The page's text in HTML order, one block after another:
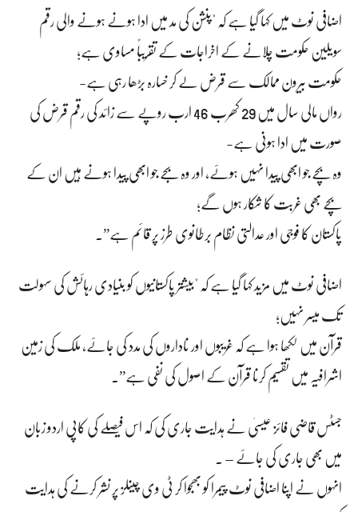
اضافی نوٹ میں کہا گیا ہے کہ "پنشن کی مد میں ادا ہونے ہونے والی رقم
سویلین حکومت چلانے کے اخراجات کے تقریباً مساوی ہے؛
حکومت بیرون ممالک سے قرض لے کر خسارہ بڑھا رہی ہے-
رواں مالی سال میں 29 کھرب 46 ارب روپے سے زائد کی رقم قرض کی
صورت میں ادا ہونی ہے-
وہ بچے جو ابھی پیدا نہیں ہوئے، اور وہ بجے جو ابھی پیدا ہونے ہیں ان کے
بچے بھی غربت کا شکار ہوں گے؛
پاکستان کا فوجی اور عدالتی نظام برطانوی طرز پر قائم ہے”۔
اضافی نوٹ میں مزید کہا گیا ہے کہ "بیشتر پاکستانیوں کو بنیادی رہائش کی سہولت
تک میسر نہیں؛
قرآن میں لکھا ہوا ہے کہ غریبوں اور ناداروں کی مدد کی جائے، ملک کی زمین
اشرافیہ میں تقسیم کرنا قرآن کے اصول کی نفی ہے”۔
جسٹس قاضی فائز عیسیٰ نے ہدایت جاری کی کہ اس فیصلے کی کاپی اردو زبان
میں بھی جاری کی جائے – ۔
انہوں نے اپنا اضافی نوٹ پیمرا کو بھجوا کر ٹی وی چینلز پر نشر کرنے کی ہدایت